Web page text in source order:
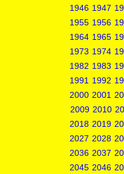
1946 1947
1955 1956
1964 1965
1973 1974
1982 1983
1991 1992
2000 2001
2009 2010
2018 2019
2027 2028
2036 2037
2045 2046